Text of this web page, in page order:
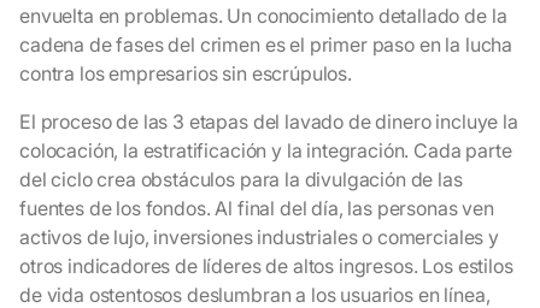
envuelta en problemas. Un conocimiento detallado de la
cadena de fases del crimen es el primer paso en la lucha
contra los empresarios sin escrúpulos.
El proceso de las 3 etapas del lavado de dinero incluye la
colocación, la estratificación y la integración. Cada parte
del ciclo crea obstáculos para la divulgación de las
fuentes de los fondos. Al final del día, las personas ven
activos de lujo, inversiones industriales o comerciales y
otros indicadores de líderes de altos ingresos. Los estilos
de vida ostentosos deslumbran a los usuarios en línea,